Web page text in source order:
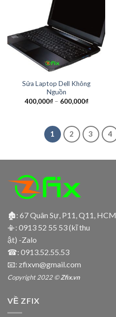
Sửa Laptop Dell Không
Nguồn
400,000₫– 600,000₫
1 2 3 4
🏚: 67 Quân Sự, P11, Q11, HCM
📳: 0913 52 55 53 (kĩ thu
ật) -Zalo
☎: 0913.52.55.53
📧: zfixvn@gmail.com
Copyright 2022 ©Zfix.vn
VỀ ZFIX